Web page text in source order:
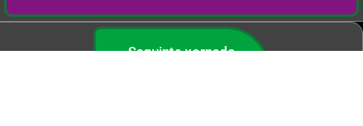
Seguinte xornada